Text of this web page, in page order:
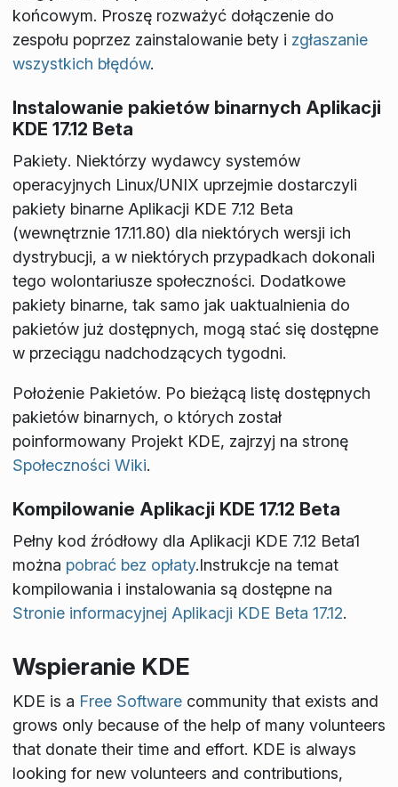
końcowym. Proszę rozważyć dołączenie do
zespołu poprzez zainstalowanie bety i zgłaszanie
wszystkich błędów.
Instalowanie pakietów binarnych Aplikacji
KDE 17.12 Beta
Pakiety. Niektórzy wydawcy systemów
operacyjnych Linux/UNIX uprzejmie dostarczyli
pakiety binarne Aplikacji KDE 7.12 Beta
(wewnętrznie 17.11.80) dla niektórych wersji ich
dystrybucji, a w niektórych przypadkach dokonali
tego wolontariusze społeczności. Dodatkowe
pakiety binarne, tak samo jak uaktualnienia do
pakietów już dostępnych, mogą stać się dostępne
w przeciągu nadchodzących tygodni.
Położenie Pakietów. Po bieżącą listę dostępnych
pakietów binarnych, o których został
poinformowany Projekt KDE, zajrzyj na stronę
Społeczności Wiki.
Kompilowanie Aplikacji KDE 17.12 Beta
Pełny kod źródłowy dla Aplikacji KDE 7.12 Beta1
można pobrać bez opłaty.Instrukcje na temat
kompilowania i instalowania są dostępne na
Stronie informacyjnej Aplikacji KDE Beta 17.12.
Wspieranie KDE
KDE is a Free Softwarecommunity that exists and
grows only because of the help of many volunteers
that donate their time and effort. KDE is always
looking for new volunteers and contributions,